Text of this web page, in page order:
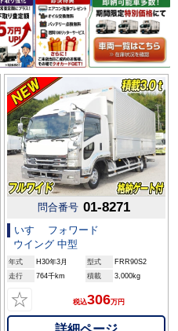
問合番号 01-8271
いすゞ フォワード
ウイング 中型
年式 H30年3月 型式
FRR90S2
走行
764千km 積載 3,000kg
☆ 税込306万円